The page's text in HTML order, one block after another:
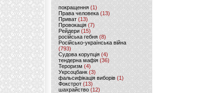
покращення (1)
Права человека(13)
Приват (13)
Провокація (7)
Рейдери (15)
російська гебня (8)
Російсько-українська війна
(793)
Судова корупція (4)
тендерна мафія (36)
Тероризм (4)
Укрсоцбанк (3)
фальсифікація виборів (1)
Фокстрот(13)
шахрайство (12)